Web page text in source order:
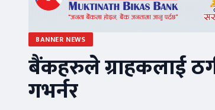
BANNER NEWS
बैंकहरुले ग्राहकलाई
गभर्नर